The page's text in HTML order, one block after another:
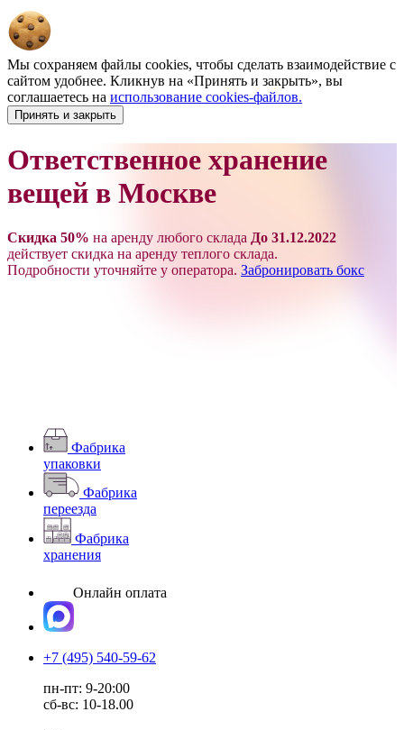
Мы сохраняем файлы cookies, чтобы сделать взаимодействие с
сайтом удобнее. Кликнув на «Принять и закрыть», вы
соглашаетесь на использование cookies-файлов.
Принять и закрыть
Ответственное хранение
вещей в Москве
Скидка 50% на аренду любого склада До 31.12.2022
действует скидка на аренду теплого склада.
Подробности уточняйте у оператора. Забронировать бокс
Фабрика
упаковки
Фабрика
переезда
Фабрика
хранения
Онлайн оплата
+7 (495) 540-59-62
пн-пт: 9-20:00
сб-вс: 10-18.00